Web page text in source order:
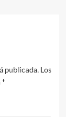
publicada. Los
*